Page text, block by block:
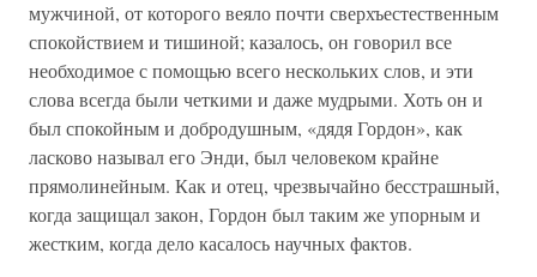
мужчиной, от которого веяло почти сверхъестественным
спокойствием и тишиной; казалось, он говорил все
необходимое с помощью всего нескольких слов, и эти
слова всегда были четкими и даже мудрыми. Хоть он и
был спокойным и добродушным, «дядя Гордон», как
ласково называл его Энди, был человеком крайне
прямолинейным. Как и отец, чрезвычайно бесстрашный,
когда защищал закон, Гордон был таким же упорным и
жестким, когда дело касалось научных фактов.